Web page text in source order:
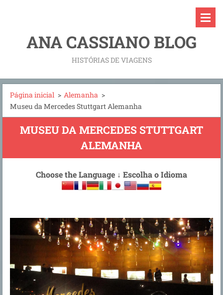
ANA CASSIANO BLOG
HISTÓRIAS DE VIAGENS
Página inicial > Alemanha >
Museu da Mercedes Stuttgart Alemanha
MUSEU DA MERCEDES STUTTGART
ALEMANHA
Choose the Language ↓ Escolha o Idioma